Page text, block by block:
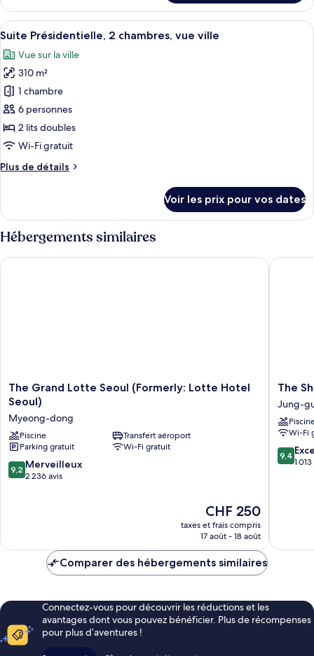
chambres,
vue
ville
le
type
de
Suite
Royale,
chambres,
vue
ville
Afficher
toutes
les
photos
pour
ce
type
de
chambre :
Suite
chambres,
vue
Un grand espace de vie comprenant
16
Suite Présidentielle, 2 chambres, vue ville
Vue sur la ville
310 m²
1 chambre
6 personnes
2 lits doubles
Wi-Fi gratuit
Plus de détails
Plus
le
type
de
Suite
Voir les prix pour vos dates
Hébergements similaires
The
Grand
Seoul
(Formerly:
Lotte
Hotel
Seoul)
The Grand Lotte Seoul (Formerly: Lotte Hotel
Seoul)
Myeong-dong
Piscine
Transfert aéroport
Parking gratuit
Wi-Fi gratuit
9.2
sur
9,2 Merveilleux
2 236 avis
Le
nouveau
prix
de
CHF 250
taxes et frais compris
17 août - 18 août
The Grand Lotte Seoul (Formerly: Lotte Hotel Seoul)
The
Shilla
Seoul
Jung-
gu
The
Jung-
Wi-Fi
9.4
sur
9,4
1
The
Comparer des hébergements similaires
Connectez-vous pour découvrir les réductions et les
avantages dont vous pouvez bénéficier. Plus de récompenses
pour plus d’aventures !